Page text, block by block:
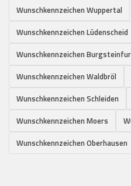
Wunschkennzeichen Wuppertal
Wunschkennzeichen Lüdenscheid
Wunschkennzeichen
Wunschkennzeichen Waldbröl
Wunschkennzeichen Schleiden
Wunschkennzeichen Moers
Wunschkennzeichen Oberhausen